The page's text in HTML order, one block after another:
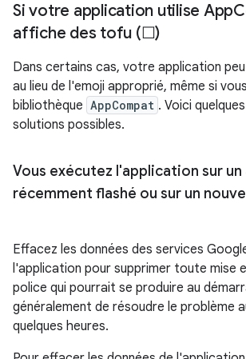
Si votre application utilise App
affiche des tofu (☐)
Dans certains cas, votre application
au lieu de l'emoji approprié, même si
bibliothèque AppCompat . Voici
solutions possibles.
Vous exécutez l'application sur un
récemment flashé ou sur un
Effacez les données des services
l'application pour supprimer toute mise
police qui pourrait se produire au
généralement de résoudre le problème
quelques heures.